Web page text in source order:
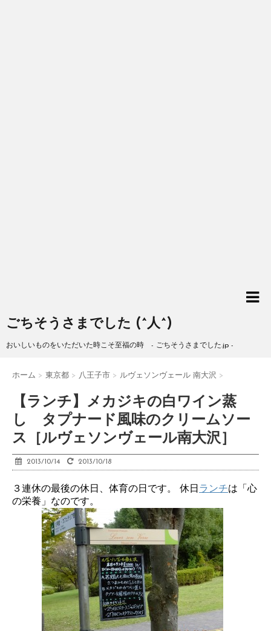
ごちそうさまでした (^人^)
おいしいものをいただいた時こそ至福の時 - ごちそうさまでした.jp -
ホーム > 東京都 > 八王子市 > ルヴェソンヴェール 南大沢 >
【ランチ】メカジキの白ワイン蒸
し タプナード風味のクリームソー
ス［ルヴェソンヴェール南大沢］
2013/10/14 2013/10/18
３連休の最後の休日、体育の日です。 休日 ランチは「心
の栄養」なのです。